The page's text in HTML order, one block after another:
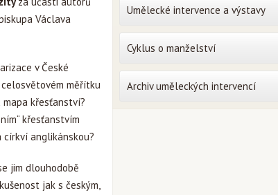
Václava
v České
celosvětovém měřítku
křesťanství?
křesťanstvím
anglikánskou?
jim dlouhodobě
jak s českým,
Umělecké intervence a výstavy
Cyklus o manželství
Archiv uměleckých intervencí